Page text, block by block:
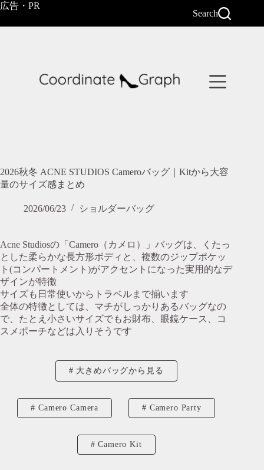
コ
テ
広告・PR
Search
2026秋冬 ACNE STUDIOS Cameroバッグ｜Kitから大容
量のサイズ感まとめ
2026/06/23 ショルダーバッグ
Acne Studiosの「Camero（カメロ）」バッグは、くたっ
とした柔らかな長方形ボディと、複数のジップポケッ
ト(コンパートメント)がアクセントになった実用的なデ
ザインが特徴
サイズも日常使いからトラベルまで揃います
全体の特徴としては、マチがしっかりあるバッグなの
で、たとえ小さいサイズでもお財布、眼鏡ケース、コ
スメポーチなどは入りそうです
大きめバッグから見る
Camero Camera Camero Party
Camero Kit